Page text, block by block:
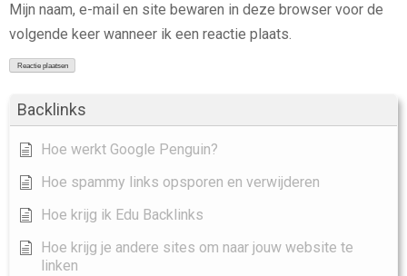
Backlinks
Hoe werkt Google Penguin?
Hoe spammy links opsporen en verwijderen
Hoe krijg ik Edu Backlinks
Hoe krijg je andere sites om naar jouw website te
linken
Mijn naam, e-mail en site bewaren in deze browser voor de
volgende keer wanneer ik een reactie plaats.